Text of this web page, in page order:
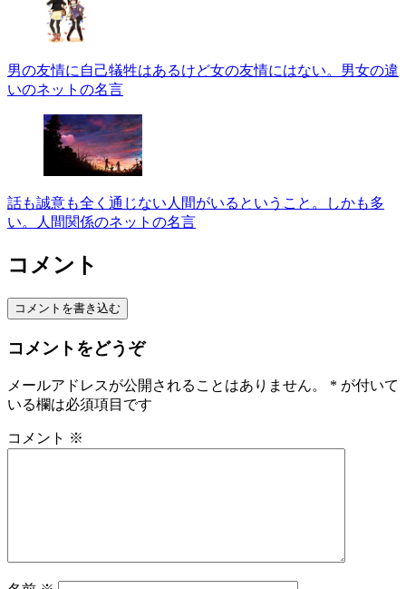
男の友情に自己犠牲はあるけど女の友情にはない。男女の違
いのネットの名言
話も誠意も全く通じない人間がいるということ。しかも多
い。人間関係のネットの名言
コメント
コメントを書き込む
コメントをどうぞ
メールアドレスが公開されることはありません。 * が付いて
いる欄は必須項目です
コメント ※